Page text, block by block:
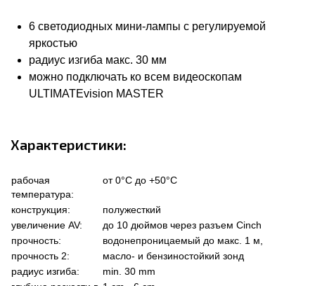
6 светодиодных мини-лампы с регулируемой
яркостью
радиус изгиба макс. 30 мм
можно подключать ко всем видеоскопам
ULTIMATEvision MASTER
Характеристики:
рабочая
температура:
от 0°C до +50°C
конструкция:
полужесткий
увеличение AV:
до 10 дюймов через разъем Cinch
прочность:
водонепроницаемый до макс. 1 м,
прочность 2:
масло- и бензиностойкий зонд
радиус изгиба:
min. 30 mm